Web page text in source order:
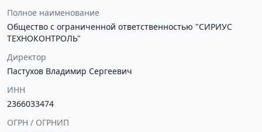
Полное наименование
Общество с ограниченной ответственностью "СИРИУС
ТЕХНОКОНТРОЛЬ"
Директор
Пастухов Владимир Сергеевич
ИНН
2366033474
ОГРН / ОГРНИП